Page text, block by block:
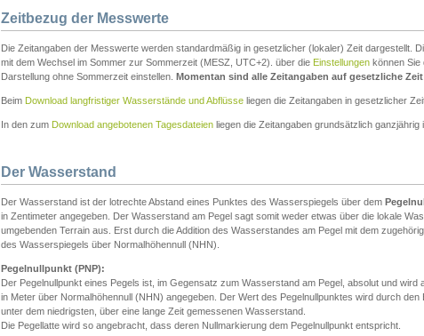
Zeitbezug der Messwerte
Die Zeitangaben der Messwerte werden standardmäßig in gesetzlicher (lokaler) Zeit dargestellt.
mit dem Wechsel im Sommer zur Sommerzeit (MESZ, UTC+2). über die Einstellungen können Sie
Darstellung ohne Sommerzeit einstellen. Momentan sind alle Zeitangaben auf gesetzliche
Beim Download langfristiger Wasserstände und Abflüsse liegen die Zeitangaben in gesetzlicher
In den zum Download angebotenen Tagesdateien liegen die Zeitangaben grundsätzlich ganzjährig
Der Wasserstand
Der Wasserstand ist der lotrechte Abstand eines Punktes des Wasserspiegels über dem
in Zentimeter angegeben. Der Wasserstand am Pegel sagt somit weder etwas über die lokale
umgebenden Terrain aus. Erst durch die Addition des Wasserstandes am Pegel mit dem
des Wasserspiegels über Normalhöhennull (NHN).
Pegelnullpunkt (PNP):
Der Pegelnullpunkt eines Pegels ist, im Gegensatz zum Wasserstand am Pegel, absolut und
in Meter über Normalhöhennull (NHN) angegeben. Der Wert des Pegelnullpunktes wird durch
unter dem niedrigsten, über eine lange Zeit gemessenen Wasserstand.
Die Pegellatte wird so angebracht, dass deren Nullmarkierung dem Pegelnullpunkt entspricht.